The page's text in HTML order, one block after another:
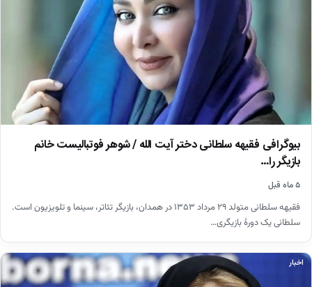
بیوگرافی فقیهه سلطانی دختر آیت الله / شوهر فوتبالیست خانم
بازیگر را…
۵ ماه قبل
فقیهه سلطانی متولد ۲۹ مرداد ۱۳۵۳ در همدان، بازیگر تئاتر، سینما و تلویزیون است.
سلطانی یک دورهٔ بازیگری…
اخبار